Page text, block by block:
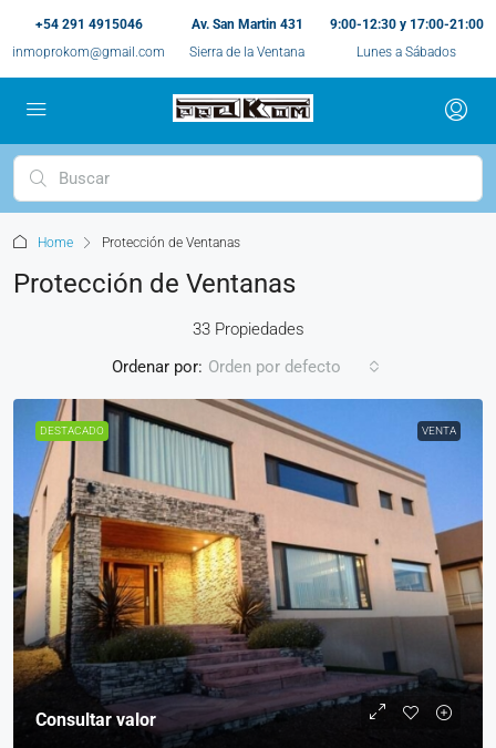
+54 291 4915046
inmoprokom@gmail.com
Av. San Martin 431
Sierra de la Ventana
9:00-12:30 y 17:00-21:00
Lunes a Sábados
Home Protección de Ventanas
Protección de Ventanas
33 Propiedades
Ordenar por: Orden por defecto
DESTACADO VENTA
Consultar valor